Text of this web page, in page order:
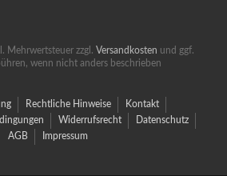
Mehrwertsteuer zzgl. Versandkosten und ggf.
wenn nicht anders beschrieben
Rechtliche Hinweise
Kontakt
Widerrufsrecht
Datenschutz
AGB
Impressum